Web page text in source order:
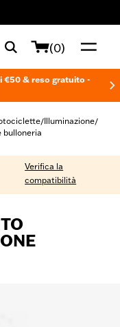
(0)
€50 & reso gratuito -
/Illuminazione/
bulloneria
Verifica la
compatibilità